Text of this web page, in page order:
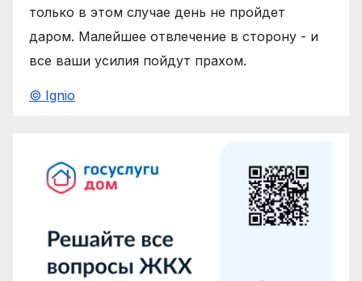
только в этом случае день не пройдет
даром. Малейшее отвлечение в сторону - и
все ваши усилия пойдут прахом.
© Ignio